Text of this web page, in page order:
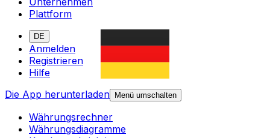
Plattform
DE
Anmelden
Registrieren
Hilfe
Die App herunterladen
Menü umschalten
Währungsrechner
Währungsdiagramme